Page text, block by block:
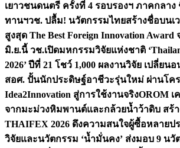
เยาวชนดนตรี ครั้งที่ 4 รอบรองฯ ภาคกลาง
ทานฯวช. ปลื้ม! นวัตกรรมไทยสร้างชื่อบนเ
สูงสุด The Best Foreign Innovation
มิ.ย.นี้ วช.เปิดมหกรรมวิจัยแห่งชาติ
2026’ ปีที่ 21 โชว์ 1,000 ผลงานวิจัย เปลี่ยน
สอศ. ปั้นนักประดิษฐ์อาชีวะรุ่นใหม่ ผ่านโค
Idea2Innovation สู่การใช้งานจริงOROM เ
จากมะม่วงหิมพานต์และกล้วยน้ำว้าดิบ สร้
THAIFEX 2026 ดึงความสนใจผู้ซื้อหลายป
วิจัยและนวัตกรรม ‘น้ำมั่นคง’ ส่งมอบ 9 นวั